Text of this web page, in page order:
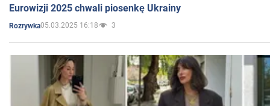
Eurowizji 2025 chwali piosenkę Ukrainy
Rozrywka05.03.2025 16:18 3